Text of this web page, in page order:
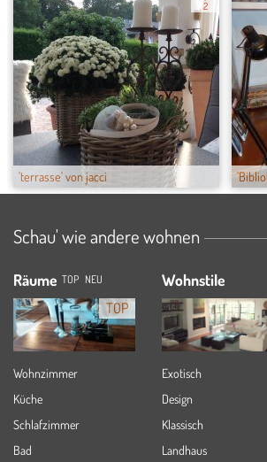
'terrasse' von jacci
2
Schau' wie andere wohnen
Räume TOP NEU
TOP
Wohnzimmer
Küche
Schlafzimmer
Bad
Wohnstile
Exotisch
Design
Klassisch
Landhaus